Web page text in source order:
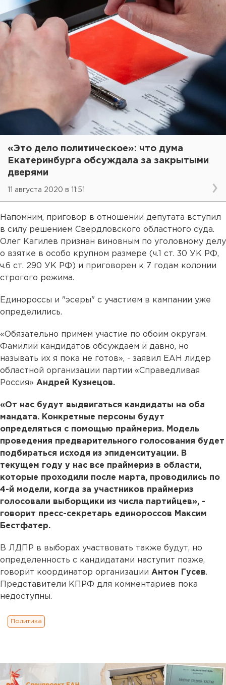
«Это дело политическое»: что дума
Екатеринбурга обсуждала за закрытыми
дверями
11 августа 2020 в 11:51
Напомним, приговор в отношении депутата вступил
в силу решением Свердловского областного суда.
Олег Кагилев признан виновным по уголовному делу
о взятке в особо крупном размере (ч.1 ст. 30 УК РФ,
ч.6 ст. 290 УК РФ) и приговорен к 7 годам колонии
строгого режима.
Единороссы и "эсеры" с участием в кампании уже
определились.
«Обязательно примем участие по обоим округам.
Фамилии кандидатов обсуждаем и давно, но
называть их я пока не готов», - заявил ЕАН лидер
областной организации партии «Справедливая
Россия» Андрей Кузнецов.
«От нас будут выдвигаться кандидаты на оба
мандата. Конкретные персоны будут
определяться с помощью праймериз. Модель
проведения предварительного голосования будет
подбираться исходя из эпидемситуации. В
текущем году у нас все праймериз в области,
которые проходили после марта, проводились по
4-й модели, когда за участников праймериз
голосовали выборщики из числа партийцев», -
говорит пресс-секретарь единороссов Максим
Бестфатер.
В ЛДПР в выборах участвовать также будут, но
определенность с кандидатами наступит позже,
говорит координатор организации Антон Гусев.
Представители КПРФ для комментариев пока
недоступны.
Политика